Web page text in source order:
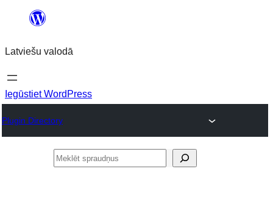
Pāriet
saturu
Latviešu valodā
Iegūstiet WordPress
Plugin Directory
Meklēt